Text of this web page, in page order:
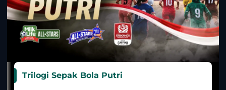
Trilogi Sepak Bola Putri